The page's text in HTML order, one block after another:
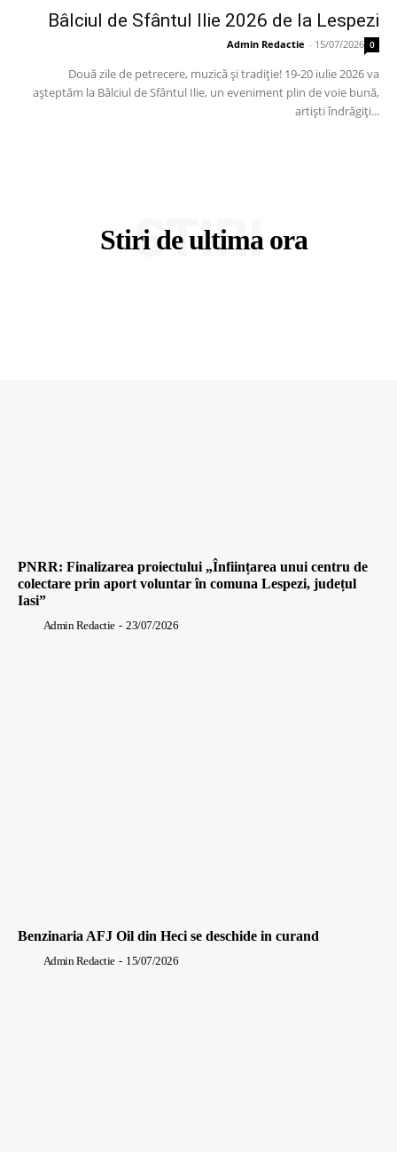
Bâlciul de Sfântul Ilie 2026 de la Lespezi
Admin Redactie - 15/07/2026 0
Două zile de petrecere, muzică și tradiție! 19-20 iulie 2026 va
așteptăm la Bâlciul de Sfântul Ilie, un eveniment plin de voie bună,
artiști îndrăgiți...
Stiri de ultima ora
STIRI
PNRR: Finalizarea proiectului „Înființarea unui centru de
colectare prin aport voluntar în comuna Lespezi, județul
Iasi”
Admin Redactie - 23/07/2026
Benzinaria AFJ Oil din Heci se deschide in curand
Admin Redactie - 15/07/2026